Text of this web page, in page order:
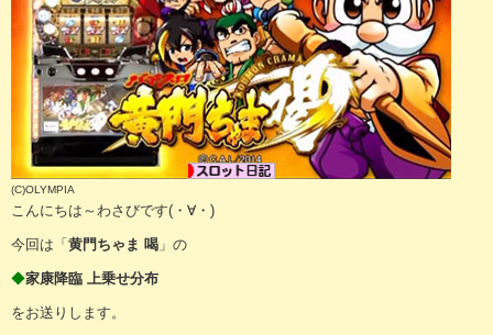
(C)OLYMPIA
こんにちは～わさびです(・∀・)
今回は「 黄門ちゃま 喝 」の
◆家康降臨 上乗せ分布
をお送りします。